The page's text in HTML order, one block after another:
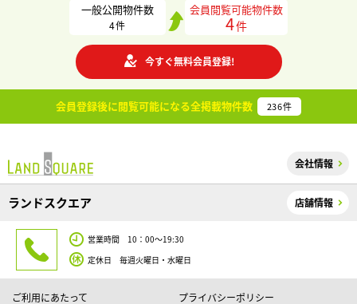
一般公開物件数
4件
会員閲覧可能物件数
4件
今すぐ無料会員登録!
会員登録後に閲覧可能になる全掲載物件数 236件
会社情報
ランドスクエア 店舗情報
営業時間 10：00～19:30
定休日 毎週火曜日・水曜日
ご利用にあたって プライバシーポリシー